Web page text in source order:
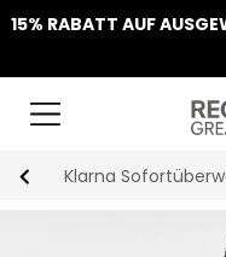
15% RABATT AUF
Klarna